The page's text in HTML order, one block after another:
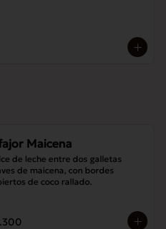
Maicena
de leche entre dos galletas
de maicena, con bordes
de coco rallado.